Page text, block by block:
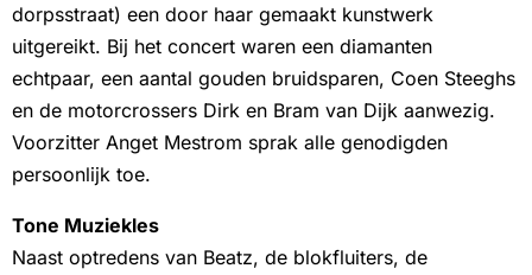
dorpsstraat) een door haar gemaakt kunstwerk
uitgereikt. Bij het concert waren een diamanten
echtpaar, een aantal gouden bruidsparen, Coen Steeghs
en de motorcrossers Dirk en Bram van Dijk aanwezig.
Voorzitter Anget Mestrom sprak alle genodigden
persoonlijk toe.
Tone Muziekles
Naast optredens van Beatz, de blokfluiters, de